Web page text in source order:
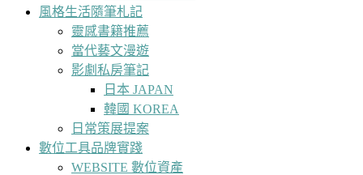
風格生活隨筆札記
靈感書籍推薦
當代藝文漫遊
影劇私房筆記
日本 JAPAN
韓國 KOREA
日常策展提案
數位工具品牌實踐
WEBSITE 數位資產